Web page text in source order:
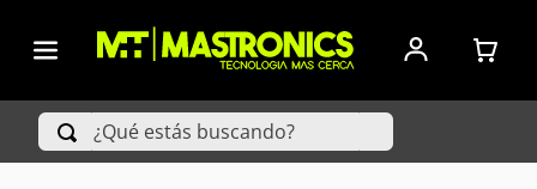
¿Qué estás buscando?